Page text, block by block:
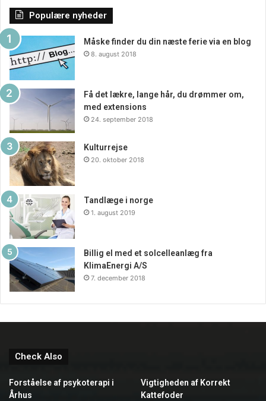
Populære nyheder
Måske finder du din næste ferie via en blog
8. august 2018
Få det lækre, lange hår, du drømmer om,
med extensions
24. september 2018
Kulturrejse
20. oktober 2018
Tandlæge i norge
1. august 2019
Billig el med et solcelleanlæg fra
KlimaEnergi A/S
7. december 2018
Check Also
Forståelse af psykoterapi i
Århus
Vigtigheden af Korrekt
Kattefoder